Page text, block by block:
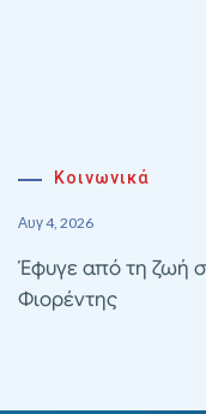
Κοινωνικά
Αυγ 4, 2026
Έφυγε από τη ζωή
Φιορέντης